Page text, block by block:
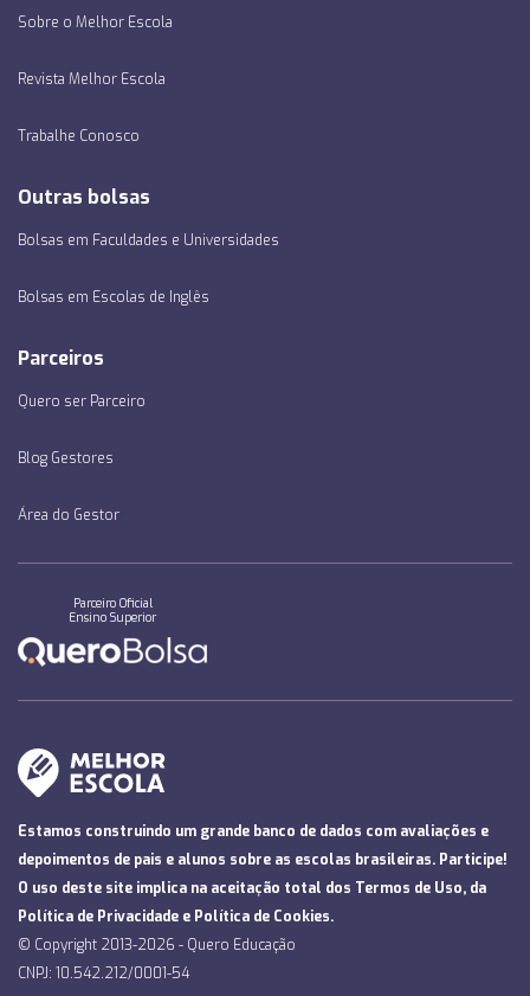
Sobre o Melhor Escola
Revista Melhor Escola
Trabalhe Conosco
Outras bolsas
Bolsas em Faculdades e Universidades
Bolsas em Escolas de Inglês
Parceiros
Quero ser Parceiro
Blog Gestores
Área do Gestor
Parceiro Oficial
Ensino Superior
Estamos construindo um grande banco de dados com avaliações e
depoimentos de pais e alunos sobre as escolas brasileiras. Participe!
O uso deste site implica na aceitação total dos Termos de Uso, da
Política de Privacidade e Política de Cookies.
© Copyright 2013-2026 - Quero Educação
CNPJ: 10.542.212/0001-54